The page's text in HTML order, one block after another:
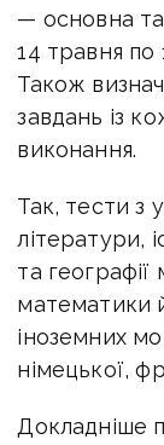
— основна та
14 травня по
Також
завдань із
виконання.
Так, тести з
літератури,
та географії
математики
іноземних
німецької,
Докладніше